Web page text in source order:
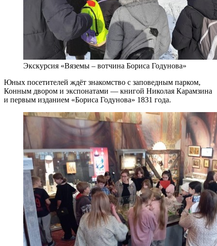
Экскурсия «Вяземы – вотчина Бориса Годунова»
Юных посетителей ждёт знакомство с заповедным парком,
Конным двором и экспонатами — книгой Николая Карамзина
и первым изданием «Бориса Годунова» 1831 года.